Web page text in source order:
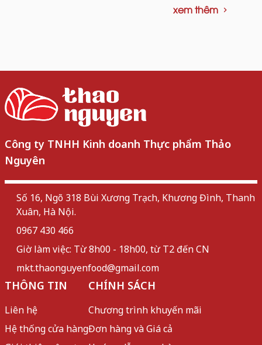
xem thêm
Công ty TNHH Kinh doanh Thực phẩm Thảo
Nguyên
Số 16, Ngõ 318 Bùi Xương Trạch, Khương Đình, Thanh
Xuân, Hà Nội.
0967 430 466
Giờ làm việc: Từ 8h00 - 18h00, từ T2 đến CN
mkt.thaonguyenfood@gmail.com
THÔNG TIN
Liên hệ
Hệ thống cửa hàng
CHÍNH SÁCH
Chương trình khuyến mãi
Đơn hàng và Giá cả